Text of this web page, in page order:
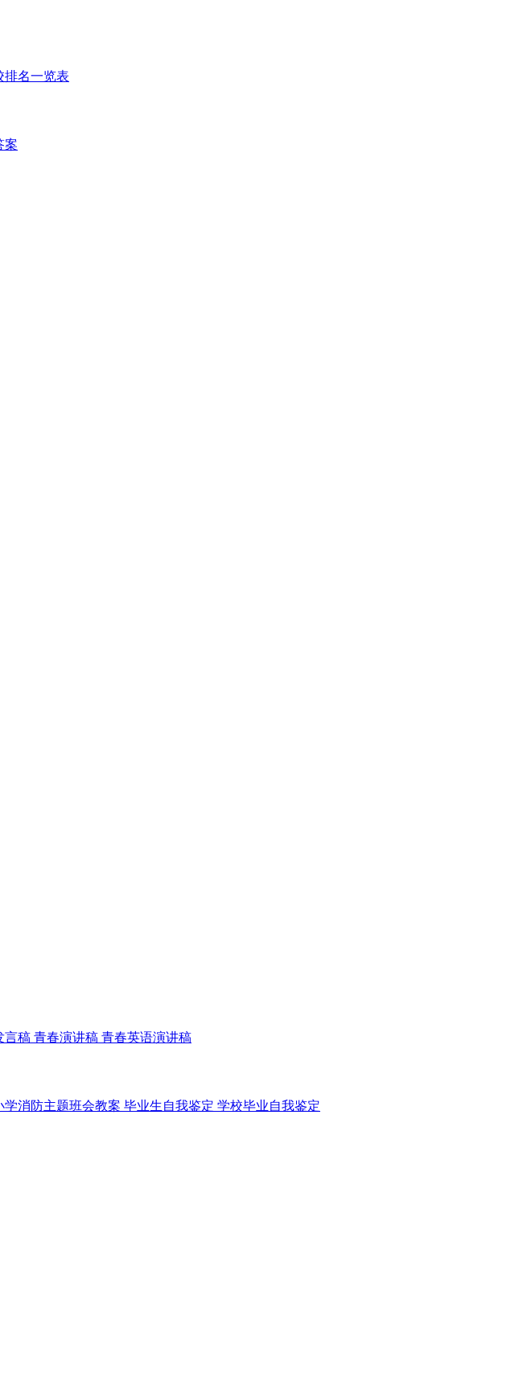
排名一览表
案
言稿 青春演讲稿 青春英语演讲稿
学消防主题班会教案 毕业生自我鉴定 学校毕业自我鉴定